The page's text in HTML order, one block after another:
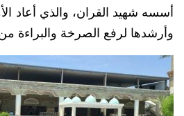
أسسه شهيد القران، والذي أعاد
وأرشدها لرفع الصرخة والبراءة من